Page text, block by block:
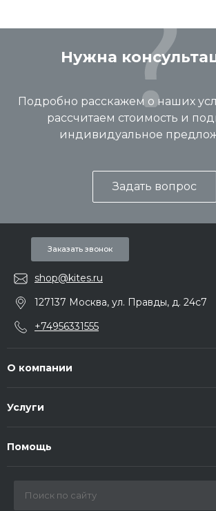
Нужна
Подробно расскажем о наших
рассчитаем стоимость и
индивидуальное
Задать вопрос
Заказать звонок
shop@kites.ru
127137 Москва, ул. Правды, д. 24с7
+74956331555
О компании
Услуги
Помощь